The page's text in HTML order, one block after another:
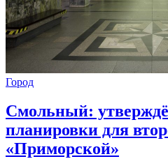
Город
Смольный:
планировки для
«Приморской»